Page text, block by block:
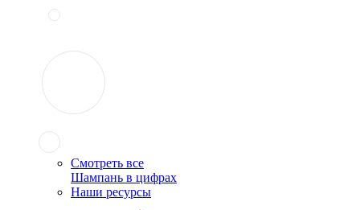
Смотреть все
Шампань в цифрах
Наши ресурсы